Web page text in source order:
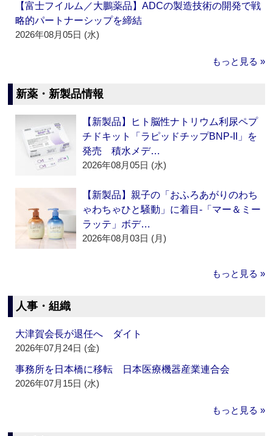
【富士フイルム／大鵬薬品】ADCの製造技術の開発で戦
略的パートナーシップを締結
2026年08月05日 (水)
もっと見る »
新薬・新製品情報
【新製品】ヒト脳性ナトリウム利尿ペプ
チドキット「ラピッドチップBNP-II」を
発売 積水メデ…
2026年08月05日 (水)
【新製品】親子の「おふろあがりのわち
ゃわちゃひと騒動」に着目‐「マー＆ミー
ラッテ」ボデ…
2026年08月03日 (月)
もっと見る »
人事・組織
大津賀会長が退任へ ダイト
2026年07月24日 (金)
事務所を日本橋に移転 日本医療機器産業連合会
2026年07月15日 (水)
もっと見る »